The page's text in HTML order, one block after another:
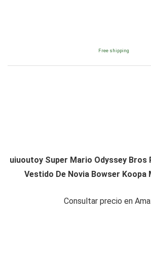
Free shipping
uiuoutoy Super Mario Odyssey Bros
Vestido De Novia Bowser Koopa
Consultar precio en